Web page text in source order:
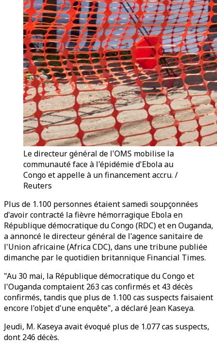
Le directeur général de l'OMS mobilise la
communauté face à l'épidémie d'Ebola au
Congo et appelle à un financement accru. /
Reuters
Plus de 1.100 personnes étaient samedi soupçonnées
d'avoir contracté la fièvre hémorragique Ebola en
République démocratique du Congo (RDC) et en Ouganda,
a annoncé le directeur général de l'agence sanitaire de
l'Union africaine (Africa CDC), dans une tribune publiée
dimanche par le quotidien britannique Financial Times.
"Au 30 mai, la République démocratique du Congo et
l'Ouganda comptaient 263 cas confirmés et 43 décès
confirmés, tandis que plus de 1.100 cas suspects faisaient
encore l'objet d'une enquête", a déclaré Jean Kaseya.
Jeudi, M. Kaseya avait évoqué plus de 1.077 cas suspects,
dont 246 décès.